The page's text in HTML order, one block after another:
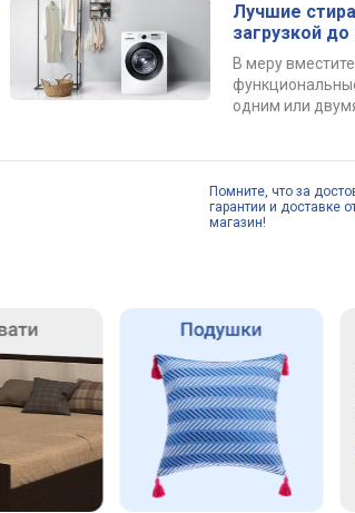
Лучшие
загрузкой до
В меру
одним или
Помните, что за
гарантии и доставке
магазин!